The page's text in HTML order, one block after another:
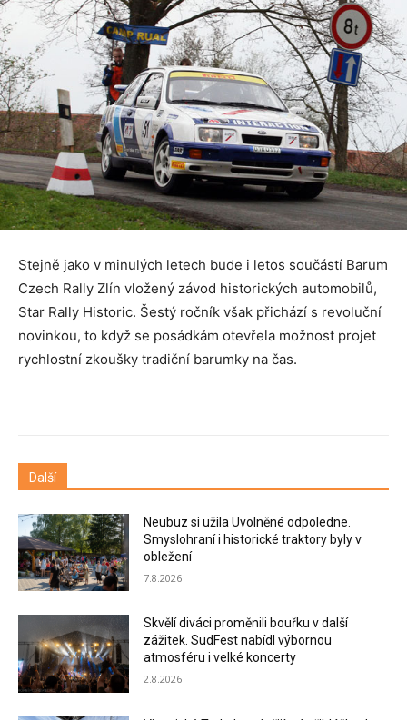
Stejně jako v minulých letech bude i letos součástí Barum
Czech Rally Zlín vložený závod historických automobilů,
Star Rally Historic. Šestý ročník však přichází s revoluční
novinkou, to když se posádkám otevřela možnost projet
rychlostní zkoušky tradiční barumky na čas.
Další
Neubuz si užila Uvolněné odpoledne.
Smyslohraní i historické traktory byly v
obležení
7.8.2026
Skvělí diváci proměnili bouřku v další
zážitek. SudFest nabídl výbornou
atmosféru i velké koncerty
2.8.2026